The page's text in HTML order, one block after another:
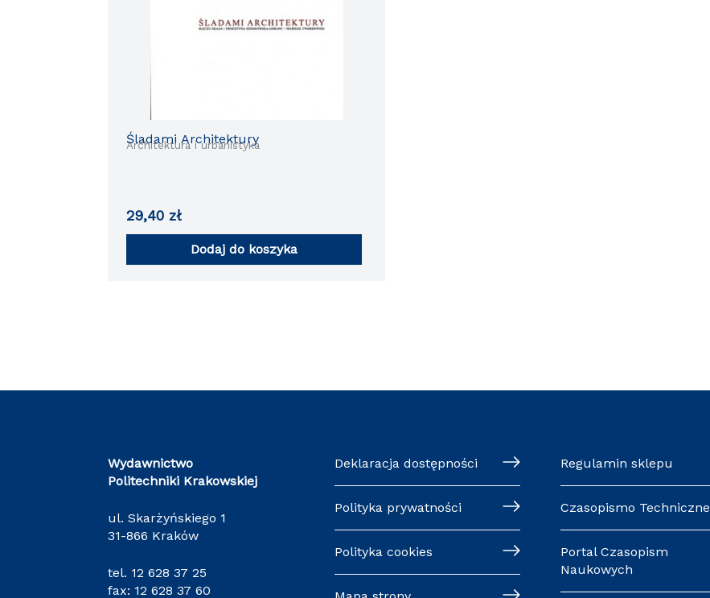
Architektura i urbanistyka
Śladami Architektury
29,40 zł
Dodaj do koszyka
Wydawnictwo
Politechniki Krakowskiej
ul. Skarżyńskiego 1
31-866 Kraków
tel. 12 628 37 25
fax: 12 628 37 60
Deklaracja dostępności
Polityka prywatności
Polityka cookies
Regulamin sklepu
Czasopismo Techniczne
Portal Czasopism
Naukowych